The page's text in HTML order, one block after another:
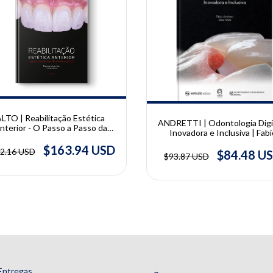
| Reabilitação Estética
- O Passo a Passo da
Alto
USD $163.94 USD
ANDRETTI | Odontologia
Inovadora e Inclusiva |
$93.87 USD
$84.48